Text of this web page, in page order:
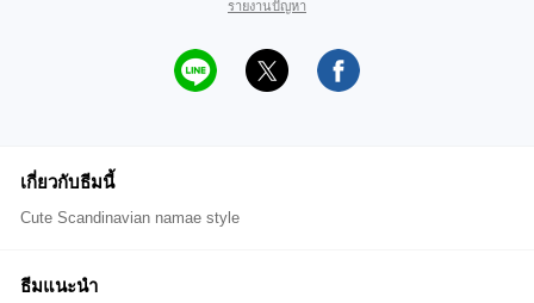
รายงานปัญหา
เกี่ยวกับธีมนี้
Cute Scandinavian namae style
ธีมแนะนำ